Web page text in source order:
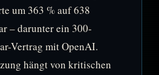
um 363 % auf 638
– darunter ein 300-
Vertrag mit OpenAI.
hängt von kritischen